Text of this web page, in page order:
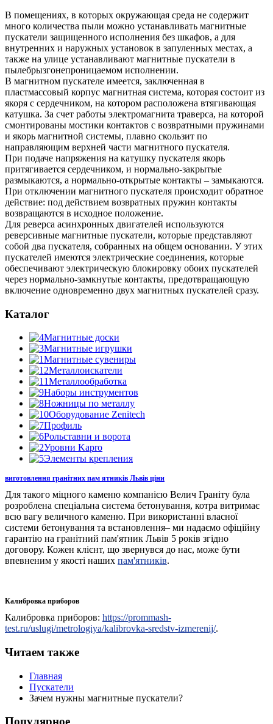
В помещениях, в которых окружающая среда не содержит
много количества пыли можно устанавливать магнитные
пускатели защищенного исполнения без шкафов, а для
внутренних и наружных установок в запуленных местах, а
также на улице устанавливают магнитные пускатели в
пылебрызгонепроницаемом исполнении.
В магнитном пускателе имеется, заключенная в
пластмассовый корпус магнитная система, которая состоит из
якоря с сердечником, на котором расположена втягивающая
катушка. За счет работы электромагнита траверса, на которой
смонтированы мостики контактов с возвратными пружинами
и якорь магнитной системы, плавно скользит по
направляющим верхней части магнитного пускателя.
При подаче напряжения на катушку пускателя якорь
притягивается сердечником, и нормально-закрытые
размыкаются, а нормально-открытые контакты – замыкаются.
При отключении магнитного пускателя происходит обратное
действие: под действием возвратных пружин контакты
возвращаются в исходное положение.
Для реверса асинхронных двигателей используются
реверсивные магнитные пускатели, которые представляют
собой два пускателя, собранных на общем основании. У этих
пускателей имеются электрические соединения, которые
обеспечивают электрическую блокировку обоих пускателей
через нормально-замкнутые контакты, предотвращающую
включение одновременно двух магнитных пускателей сразу.
Каталог
Магнитные доски
Магнитные игрушки
Магнитные сувениры
Металлоискатели
Металлообработка
Наборы инструментов
Ножницы по металлу
Оборудование Zenitech
Профиль
Рольставни и ворота
Уровни Kapro
Элементы крепления
виготовлення гранітних пам ятників Львів ціни
Для такого міцного каменю компанією Велич Граніту була
розроблена спеціальна система бетонування, котра витримає
всю вагу величного каменю. При використанні власної
системи бетонування та встановлення– ми надаємо офіційну
гарантію на гранітний пам'ятник Львів 5 років згідно
договору. Кожен клієнт, що звернувся до нас, може бути
впевненим у якості наших пам'ятників.
Калибровка приборов
Калибровка приборов: https://prommash-
test.ru/uslugi/metrologiya/kalibrovka-sredstv-izmerenij/.
Читаем также
Главная
Пускатели
Зачем нужны магнитные пускатели?